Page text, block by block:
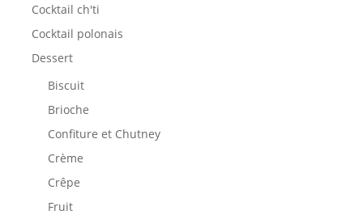
Cocktail ch'ti
Cocktail polonais
Dessert
Biscuit
Brioche
Confiture et Chutney
Crème
Crêpe
Fruit